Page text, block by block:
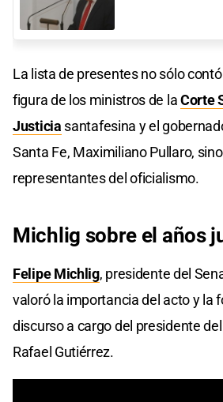
La lista de presentes no sólo
figura de los ministros de laCorte
Justicia santafesina y el
Santa Fe, Maximiliano Pullaro,
representantes del oficialismo.
Michlig sobre el años
Felipe Michlig, presidente del
valoró la importancia del acto y la
discurso a cargo del presidente
Rafael Gutiérrez.